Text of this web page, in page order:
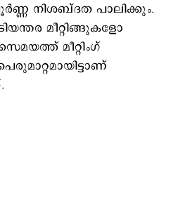
നിശബ്ദത പാലിക്കും.
മീറ്റിങ്ങുകളോ
മീറ്റിംഗ്